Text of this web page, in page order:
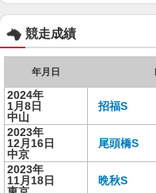
競走成績
年月日
2024年
1月8日
中山
招福S
2023年
12月16日
中京
尾頭橋S
2023年
11月18日
晩秋S